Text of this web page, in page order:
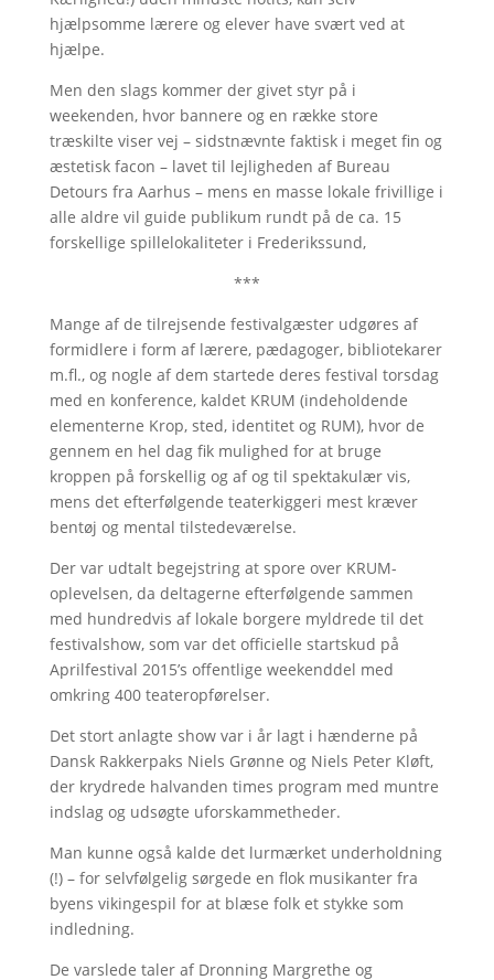
hjælpsomme lærere og elever have svært ved at
hjælpe.
Men den slags kommer der givet styr på i
weekenden, hvor bannere og en række store
træskilte viser vej – sidstnævnte faktisk i meget fin og
æstetisk facon – lavet til lejligheden af Bureau
Detours fra Aarhus – mens en masse lokale frivillige i
alle aldre vil guide publikum rundt på de ca. 15
forskellige spillelokaliteter i Frederikssund,
***
Mange af de tilrejsende festivalgæster udgøres af
formidlere i form af lærere, pædagoger, bibliotekarer
m.fl., og nogle af dem startede deres festival torsdag
med en konference, kaldet KRUM (indeholdende
elementerne Krop, sted, identitet og RUM), hvor de
gennem en hel dag fik mulighed for at bruge
kroppen på forskellig og af og til spektakulær vis,
mens det efterfølgende teaterkiggeri mest kræver
bentøj og mental tilstedeværelse.
Der var udtalt begejstring at spore over KRUM-
oplevelsen, da deltagerne efterfølgende sammen
med hundredvis af lokale borgere myldrede til det
festivalshow, som var det officielle startskud på
Aprilfestival 2015’s offentlige weekenddel med
omkring 400 teateropførelser.
Det stort anlagte show var i år lagt i hænderne på
Dansk Rakkerpaks Niels Grønne og Niels Peter Kløft,
der krydrede halvanden times program med muntre
indslag og udsøgte uforskammetheder.
Man kunne også kalde det lurmærket underholdning
(!) – for selvfølgelig sørgede en flok musikanter fra
byens vikingespil for at blæse folk et stykke som
indledning.
De varslede taler af Dronning Margrethe og